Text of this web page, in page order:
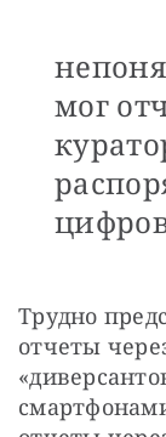
мог
Трудно
отчеты